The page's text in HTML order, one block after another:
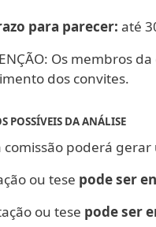
para parecer: até
Os membros
dos convites.
POSSÍVEIS DA ANÁLISE
comissão poderá
ou tese pode ser
ou tese pode ser